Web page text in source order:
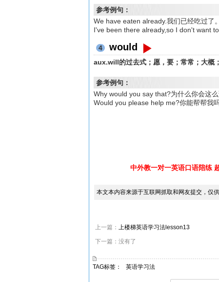
参考例句：
We have eaten already.我们已经吃过了。
I've been there already,so I don't want
4 would
aux.will的过去式；愿，要；常常；大概
参考例句：
Why would you say that?为什么你会这么
Would you please help me?你能帮帮我
中外教一对一英语口语陪练
本文本内容来源于互联网抓取和网友提交，仅
上一篇： 上楼梯英语学习法lesson13
下一篇：没有了
TAG标签： 英语学习法